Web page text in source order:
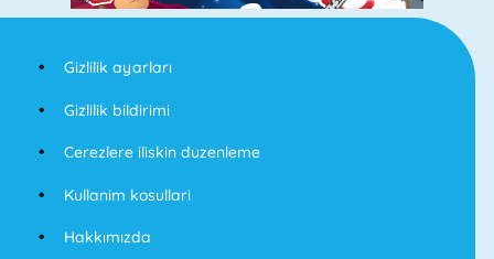
Gizlilik ayarları
Gizlilik bildirimi
Cerezlere iliskin duzenleme
Kullanim kosullari
Hakkımızda